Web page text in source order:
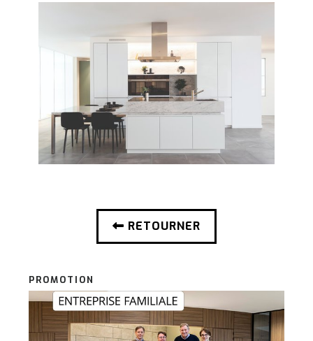
RETOURNER
PROMOTION